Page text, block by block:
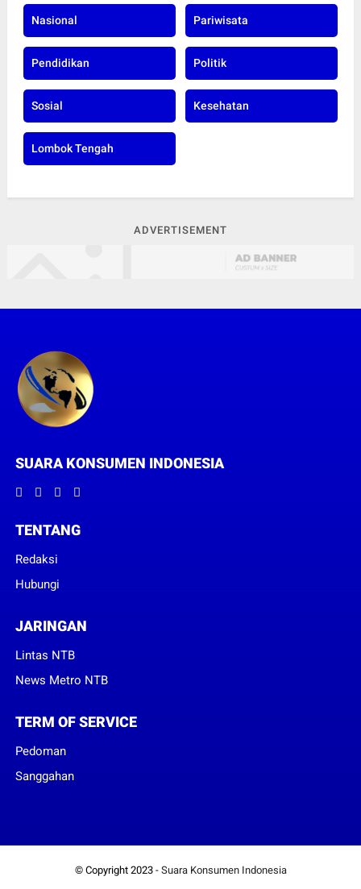
Nasional Pariwisata
Pendidikan Politik
Sosial Kesehatan
Lombok Tengah
ADVERTISEMENT
SUARA KONSUMEN INDONESIA
TENTANG
Redaksi
Hubungi
JARINGAN
Lintas NTB
News Metro NTB
TERM OF SERVICE
Pedoman
Sanggahan
© Copyright 2023 - Suara Konsumen Indonesia